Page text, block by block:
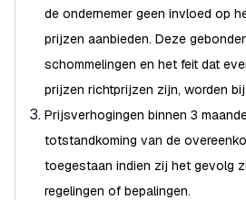
de ondernemer geen invloed op
prijzen aanbieden. Deze
schommelingen en het feit dat
prijzen richtprijzen zijn, worden
Prijsverhogingen binnen 3
totstandkoming van de
toegestaan indien zij het gevolg
regelingen of bepalingen.